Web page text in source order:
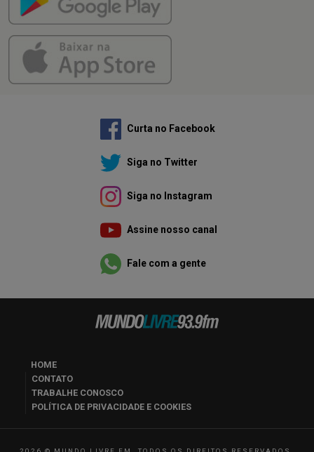
Curta no Facebook
Siga no Twitter
Siga no Instagram
Assine nosso canal
Fale com a gente
HOME
CONTATO
TRABALHE CONOSCO
POLÍTICA DE PRIVACIDADE E COOKIES